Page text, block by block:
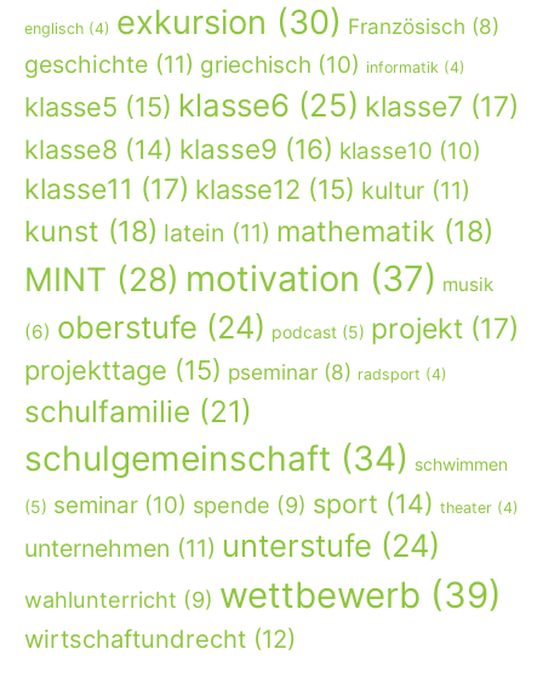
englisch (4) exkursion (30) Französisch (8)
geschichte (11) griechisch (10) informatik (4)
klasse5 (15) klasse6 (25) klasse7 (17)
klasse8 (14) klasse9 (16) klasse10 (10)
klasse11 (17) klasse12 (15) kultur (11)
kunst (18) latein (11) mathematik (18)
MINT (28) motivation (37) musik
(6) oberstufe (24) podcast (5) projekt (17)
projekttage (15) pseminar (8) radsport (4)
schulfamilie (21)
schulgemeinschaft (34) schwimmen
(5) seminar (10) spende (9) sport (14) theater (4)
unternehmen (11) unterstufe (24)
wahlunterricht (9) wettbewerb (39)
wirtschaftundrecht (12)